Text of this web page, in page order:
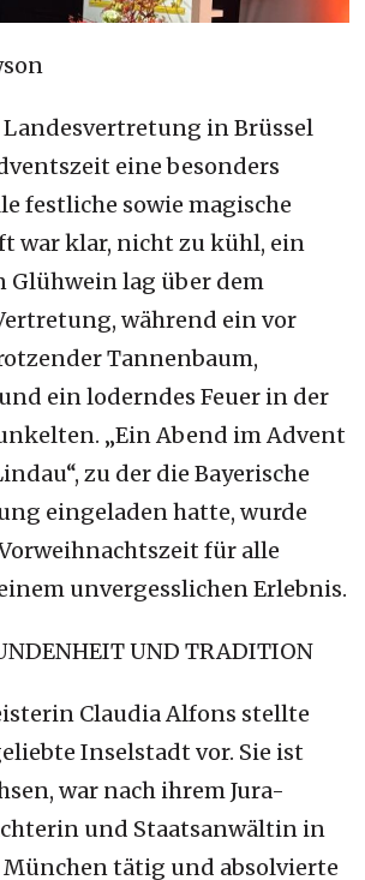
Landesvertretung in Brüssel
eine besonders
festliche sowie magische
war klar, nicht zu kühl, ein
Glühwein lag über dem
während ein vor
Tannenbaum,
ein loderndes Feuer in der
„Ein Abend im Advent
zu der die Bayerische
eingeladen hatte, wurde
für alle
unvergesslichen Erlebnis.
UND TRADITION
Claudia Alfons stellte
Inselstadt vor. Sie ist
war nach ihrem Jura-
und Staatsanwältin in
tätig und absolvierte